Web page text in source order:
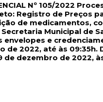
Nº 105/2022
Registro de Preços
de medicamentos,
Municipal de
envelopes e
de 2022, até às 09:35h.
de dezembro de 2022,